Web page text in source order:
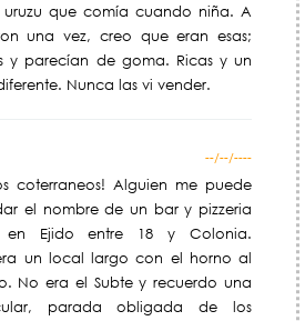
uruzu que comía cuando niña. A
una vez, creo que eran esas;
y parecían de goma. Ricas y un
Nunca las vi vender.
--/--/----
coterraneos! Alguien me puede
el nombre de un bar y pizzeria
Ejido entre 18 y Colonia.
un local largo con el horno al
No era el Subte y recuerdo una
parada obligada de los